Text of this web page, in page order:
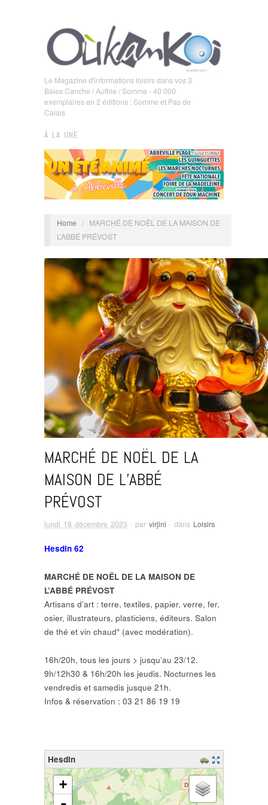
Le Magazine d'informations loisirs dans vos 3
Baies Canche / Authie / Somme - 40 000
exemplaires en 2 éditions : Somme et Pas de
Calais
À LA UNE
Home / MARCHÉ DE NOËL DE LA MAISON DE
L’ABBÉ PRÉVOST
MARCHÉ DE NOËL DE LA
MAISON DE L’ABBÉ
PRÉVOST
lundi 18 décembre 2023 · par virjini · dans Loisirs
Hesdin 62
MARCHÉ DE NOËL DE LA MAISON DE
L’ABBÉ PRÉVOST
Artisans d’art : terre, textiles, papier, verre, fer,
osier, illustrateurs, plasticiens, éditeurs. Salon
de thé et vin chaud* (avec modération).
16h/20h, tous les jours > jusqu’au 23/12.
9h/12h30 & 16h/20h les jeudis. Nocturnes les
vendredis et samedis jusque 21h.
Infos & réservation : 03 21 86 19 19
Hesdin
chargement de la carte - veuillez patienter...
+